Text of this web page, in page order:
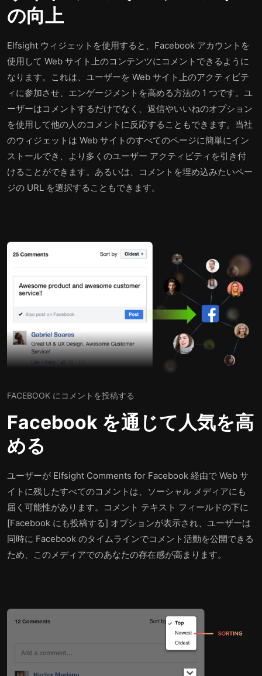
の向上
Elfsight ウィジェットを使用すると、Facebook アカウントを
使用して Web サイト上のコンテンツにコメントできるように
なります。これは、ユーザーを Web サイト上のアクティビテ
ィに参加させ、エンゲージメントを高める方法の 1 つです。ユ
ーザーはコメントするだけでなく、返信やいいねのオプション
を使用して他の人のコメントに反応することもできます。当社
のウィジェットは Web サイトのすべてのページに簡単にイン
ストールでき、より多くのユーザー アクティビティを引き付
けることができます。あるいは、コメントを埋め込みたいペー
ジの URL を選択することもできます。
FACEBOOK にコメントを投稿する
Facebook を通じて人気を高
める
ユーザーが Elfsight Comments for Facebook 経由で Web サ
イトに残したすべてのコメントは、ソーシャル メディアにも
届く可能性があります。コメント テキスト フィールドの下に
[Facebook にも投稿する] オプションが表示され、ユーザーは
同時に Facebook のタイムラインでコメント活動を公開できる
ため、このメディアでのあなたの存在感が高まります。